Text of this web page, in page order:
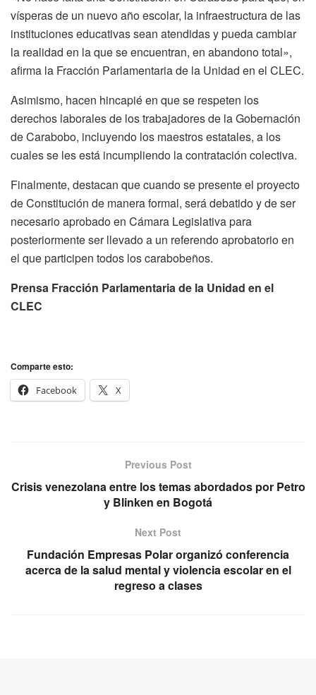
vísperas de un nuevo año escolar, la infraestructura de las
instituciones educativas sean atendidas y pueda cambiar
la realidad en la que se encuentran, en abandono total»,
afirma la Fracción Parlamentaria de la Unidad en el CLEC.
Asimismo, hacen hincapié en que se respeten los
derechos laborales de los trabajadores de la Gobernación
de Carabobo, incluyendo los maestros estatales, a los
cuales se les está incumpliendo la contratación colectiva.
Finalmente, destacan que cuando se presente el proyecto
de Constitución de manera formal, será debatido y de ser
necesario aprobado en Cámara Legislativa para
posteriormente ser llevado a un referendo aprobatorio en
el que participen todos los carabobeños.
Prensa Fracción Parlamentaria de la Unidad en el
CLEC
Comparte esto:
Facebook
X
Previous Post
Crisis venezolana entre los temas abordados por Petro
y Blinken en Bogotá
Next Post
Fundación Empresas Polar organizó conferencia
acerca de la salud mental y violencia escolar en el
regreso a clases